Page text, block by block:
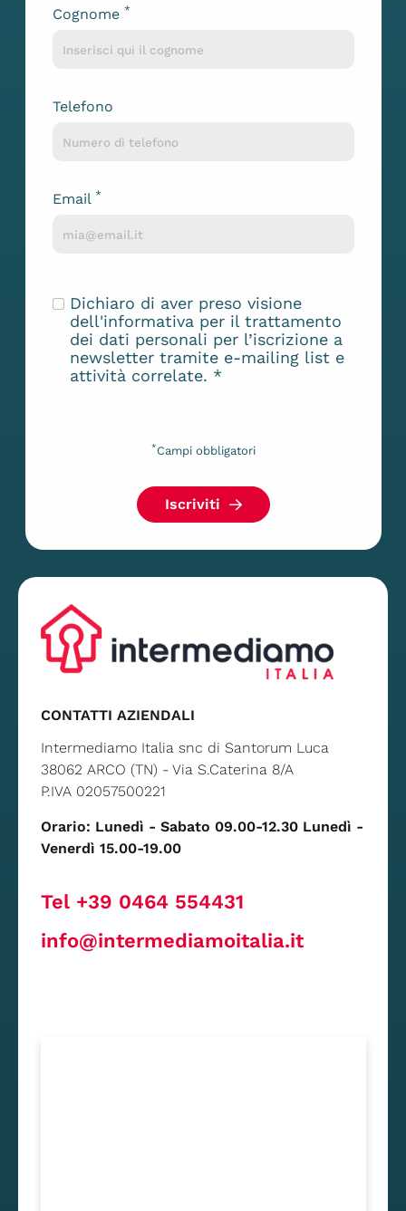
Cognome *
Telefono
Email *
Dichiaro di aver preso visione
dell'informativa per il trattamento
dei dati personali per l’iscrizione a
newsletter tramite e-mailing list e
attività correlate. *
*Campi obbligatori
Iscriviti
CONTATTI AZIENDALI
Intermediamo Italia snc di Santorum Luca
38062 ARCO (TN) - Via S.Caterina 8/A
P.IVA 02057500221
Orario: Lunedì - Sabato 09.00-12.30 Lunedì -
Venerdì 15.00-19.00
Tel +39 0464 554431
info@intermediamoitalia.it